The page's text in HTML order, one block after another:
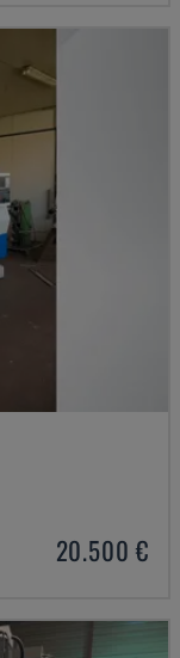
20.500 €